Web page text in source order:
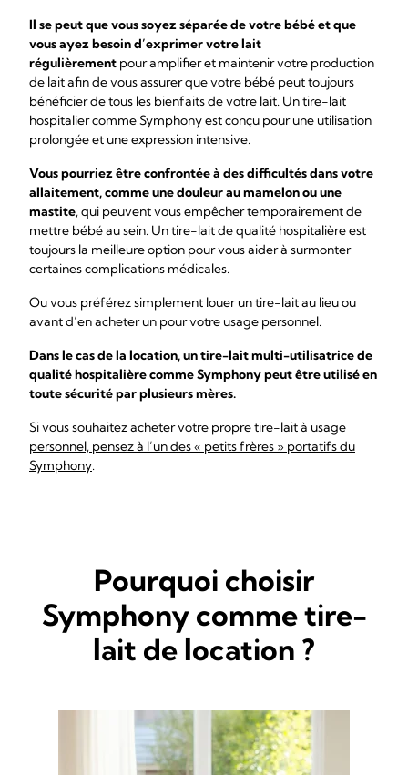
Il se peut que vous soyez séparée de votre bébé et que
vous ayez besoin d’exprimer votre lait
régulièrement pour amplifier et maintenir votre production
de lait afin de vous assurer que votre bébé peut toujours
bénéficier de tous les bienfaits de votre lait. Un tire-lait
hospitalier comme Symphony est conçu pour une utilisation
prolongée et une expression intensive.
Vous pourriez être confrontée à des difficultés dans votre
allaitement, comme une douleur au mamelon ou une
mastite, qui peuvent vous empêcher temporairement de
mettre bébé au sein. Un tire-lait de qualité hospitalière est
toujours la meilleure option pour vous aider à surmonter
certaines complications médicales.
Ou vous préférez simplement louer un tire-lait au lieu ou
avant d’en acheter un pour votre usage personnel.
Dans le cas de la location, un tire-lait multi-utilisatrice de
qualité hospitalière comme Symphony peut être utilisé en
toute sécurité par plusieurs mères.
Si vous souhaitez acheter votre propretire-lait à usage
personnel, pensez à l’un des « petits frères » portatifs du
Symphony.
Pourquoi choisir
Symphony comme tire-
lait de location ?